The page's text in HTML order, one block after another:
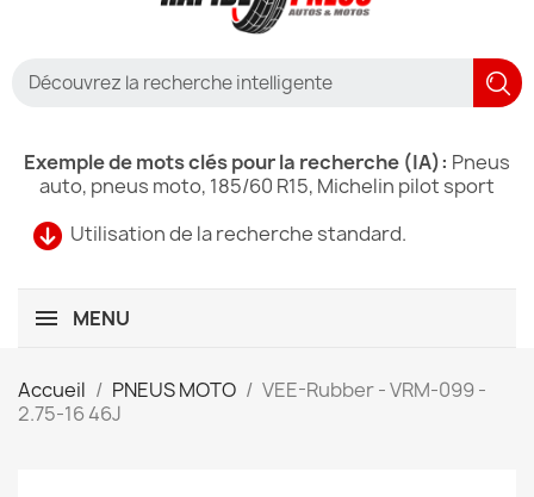
Utilisation de la recherche standard.
Exemple de mots clés pour la recherche (IA): Pneus
auto, pneus moto, 185/60 R15, Michelin pilot sport
MENU
Accueil PNEUS MOTO
VEE-Rubber - VRM-099 -
2.75-16 46J